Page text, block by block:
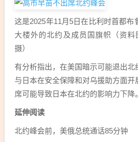
这是2025年11月5日在比利时首都布
大楼外的北约及成员国旗帜（资
摄）
有分析指出，在美国暗示可能退出
与日本在安全保障和对乌援助方面
席可能导致日本在北约的影响力下降。
延伸阅读
北约峰会前，美俄总统通话85分钟